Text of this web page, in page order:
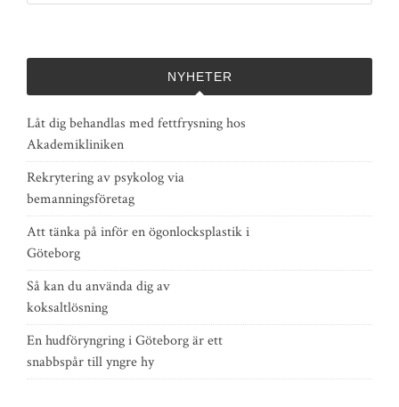
NYHETER
Låt dig behandlas med fettfrysning hos
Akademikliniken
Rekrytering av psykolog via
bemanningsföretag
Att tänka på inför en ögonlocksplastik i
Göteborg
Så kan du använda dig av
koksaltlösning
En hudföryngring i Göteborg är ett
snabbspår till yngre hy